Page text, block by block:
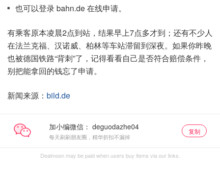
也可以登录 bahn.de 在线申请。
有乘客原本凌晨2点到站，结果早上7点多才到；还有不少人
在法兰克福、汉诺威、柏林等车站滞留到深夜。如果你昨晚
也被德国铁路“背刺”了，记得看看自己是否符合赔偿条件，
别把能拿回的钱忘了申请。
新闻来源： bild.de
加小编微信：
每天刷刷朋友圈，精华折扣不漏掉
复制
Dealmoon may be paid when users buy items via our links.